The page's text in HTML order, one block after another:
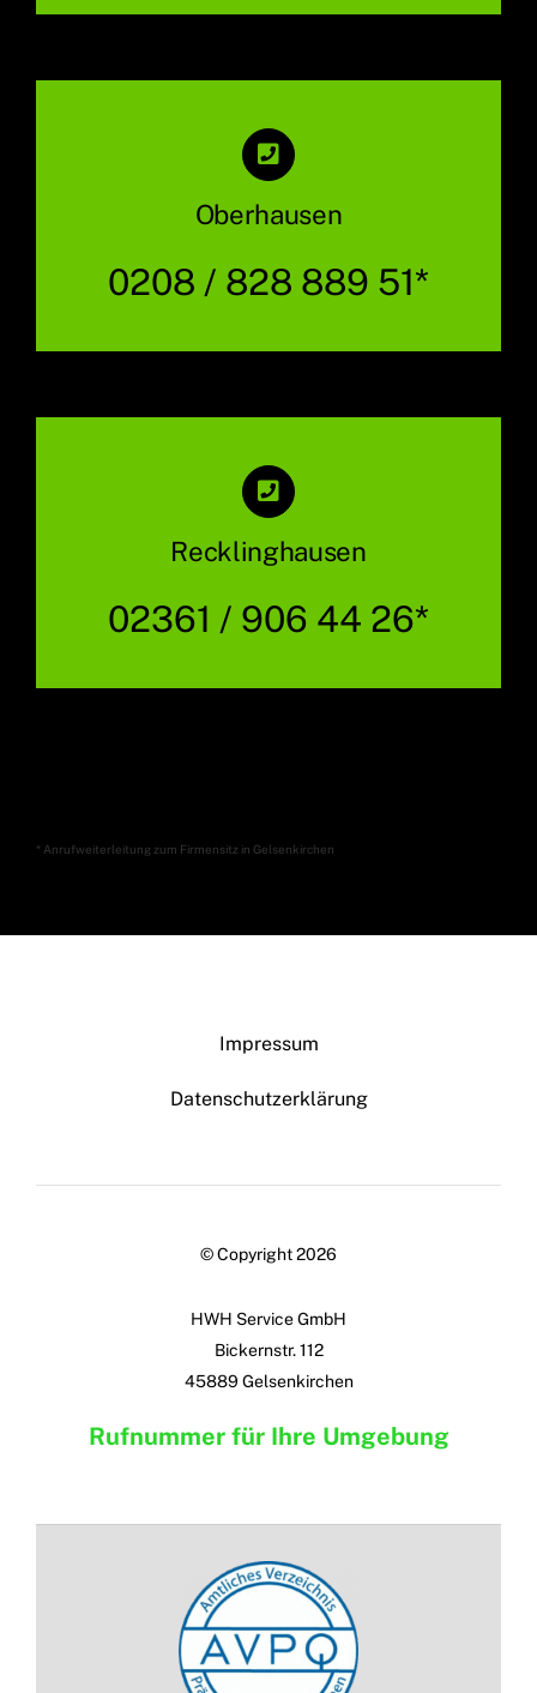
Oberhausen
0208 / 828 889 51*
Recklinghausen
02361 / 906 44 26*
* Anrufweiterleitung zum Firmensitz in Gelsenkirchen
Impressum
Datenschutzerklärung
© Copyright 2026
HWH Service GmbH
Bickernstr. 112
45889 Gelsenkirchen
Rufnummer für Ihre Umgebung